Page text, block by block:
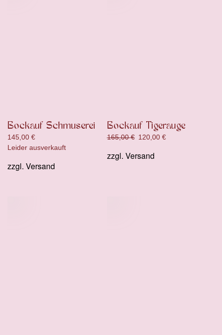
Bockauf Schmuserei
145,00 €
Leider ausverkauft
zzgl. Versand
Bockauf Tigerauge
165,00€ Ursprünglicher
war:
120,00 €
zzgl. Versand